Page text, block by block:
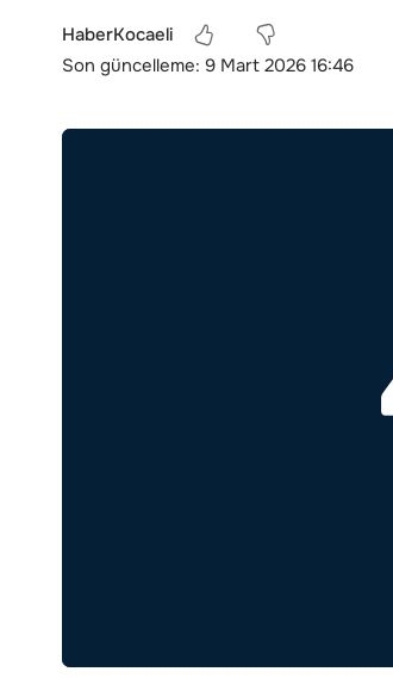
Son güncelleme: 9 Mart 2026 16:46
HaberKocaeli